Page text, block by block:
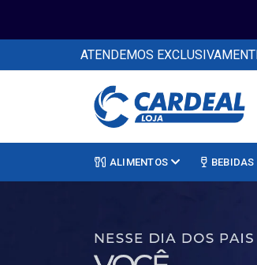
ATENDEMOS
ALIMENTOS BEBIDAS